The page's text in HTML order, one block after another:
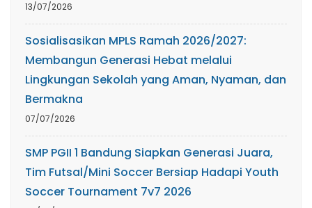
13/07/2026
Sosialisasikan MPLS Ramah 2026/2027:
Membangun Generasi Hebat melalui
Lingkungan Sekolah yang Aman, Nyaman, dan
Bermakna
07/07/2026
SMP PGII 1 Bandung Siapkan Generasi Juara,
Tim Futsal/Mini Soccer Bersiap Hadapi Youth
Soccer Tournament 7v7 2026